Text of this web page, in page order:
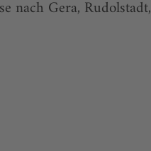
nach Gera, Rudolstadt,